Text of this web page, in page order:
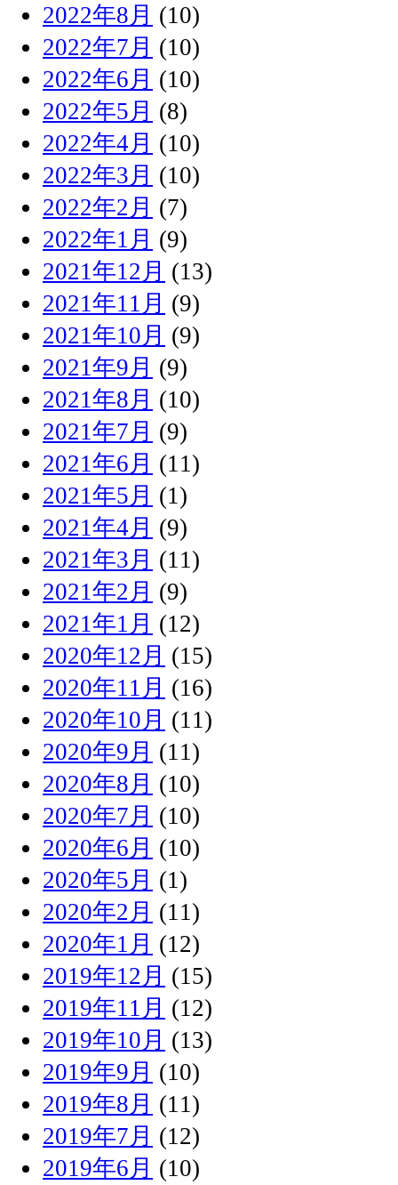
2022年8月 (10)
2022年7月 (10)
2022年6月 (10)
2022年5月 (8)
2022年4月 (10)
2022年3月 (10)
2022年2月 (7)
2022年1月 (9)
2021年12月 (13)
2021年11月 (9)
2021年10月 (9)
2021年9月 (9)
2021年8月 (10)
2021年7月 (9)
2021年6月 (11)
2021年5月 (1)
2021年4月 (9)
2021年3月 (11)
2021年2月 (9)
2021年1月 (12)
2020年12月 (15)
2020年11月 (16)
2020年10月 (11)
2020年9月 (11)
2020年8月 (10)
2020年7月 (10)
2020年6月 (10)
2020年5月 (1)
2020年2月 (11)
2020年1月 (12)
2019年12月 (15)
2019年11月 (12)
2019年10月 (13)
2019年9月 (10)
2019年8月 (11)
2019年7月 (12)
2019年6月 (10)